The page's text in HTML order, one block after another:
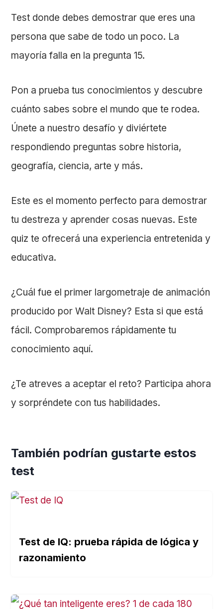
Test donde debes demostrar que eres una
persona que sabe de todo un poco. La
mayoría falla en la pregunta 15.
Pon a prueba tus conocimientos y descubre
cuánto sabes sobre el mundo que te rodea.
Únete a nuestro desafío y diviértete
respondiendo preguntas sobre historia,
geografía, ciencia, arte y más.
Este es el momento perfecto para demostrar
tu destreza y aprender cosas nuevas. Este
quiz te ofrecerá una experiencia entretenida y
educativa.
¿Cuál fue el primer largometraje de animación
producido por Walt Disney? Esta si que está
fácil. Comprobaremos rápidamente tu
conocimiento aquí.
¿Te atreves a aceptar el reto? Participa ahora
y sorpréndete con tus habilidades.
También podrían gustarte estos
test
Test de IQ: prueba rápida de lógica y
razonamiento